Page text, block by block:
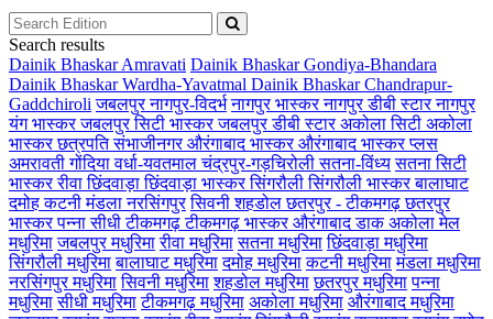
Search results
Dainik Bhaskar Amravati Dainik Bhaskar Gondiya-Bhandara
Dainik Bhaskar Wardha-Yavatmal Dainik Bhaskar Chandrapur-
Gaddchiroli जबलपुरनागपुर-विदर्भ नागपुर भास्करनागपुर डीबी स्टारनागपुर
यंग भास्करजबलपुर सिटी भास्करजबलपुर डीबी स्टारअकोला सिटी अकोला
भास्करछत्रपति संभाजीनगरऔरंगाबाद भास्करऔरंगाबाद भास्कर प्लस
अमरावतीगोंदियावर्धा-यवतमालचंद्रपुर-गड़चिरोलीसतना-विंध्य सतना सिटी
भास्कररीवाछिंदवाड़ाछिंदवाड़ा भास्करसिंगरौलीसिंगरौली भास्करबालाघाट
दमोहकटनीमंडलानरसिंगपुर सिवनीशहडोलछतरपुर - टीकमगढ़छतरपुर
भास्करपन्नासीधीटीकमगढ़टीकमगढ़ भास्करऔरंगाबाद डाकअकोला मेल
मधुरिमा जबलपुर मधुरिमा रीवा मधुरिमा सतना मधुरिमा छिंदवाड़ा मधुरिमा
सिंगरौली मधुरिमा बालाघाट मधुरिमा दमोह मधुरिमा कटनी मधुरिमा मंडला मधुरिमा
नरसिंगपुर मधुरिमा सिवनी मधुरिमा शहडोल मधुरिमा छतरपुर मधुरिमा पन्ना
मधुरिमा सीधी मधुरिमा टीकमगढ़ मधुरिमा अकोला मधुरिमा औरंगाबाद मधुरिमा